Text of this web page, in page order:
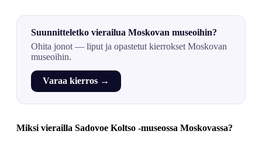
Suunnitteletko vierailua Moskovan museoihin?
Ohita jonot — liput ja opastetut kierrokset Moskovan
museoihin.
Varaa kierros →
Miksi vierailla Sadovoe Koltso -museossa Moskovassa?